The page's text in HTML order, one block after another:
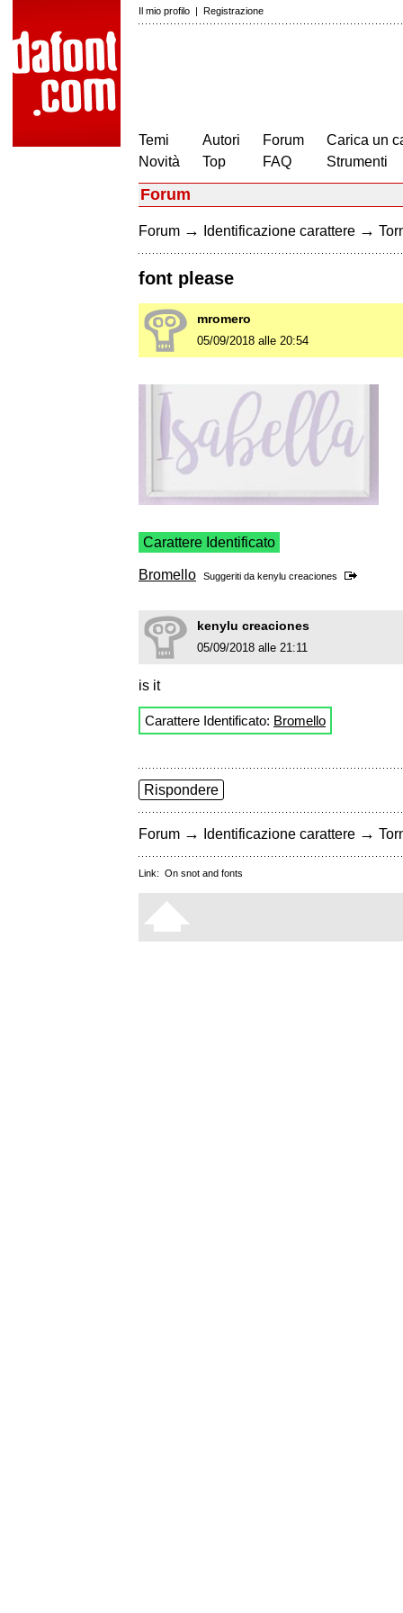
Il mio profilo | Registrazione
Temi
Novità
Autori
Top
Forum
FAQ
Carica un
Strumenti
Forum
Forum → Identificazione carattere →
font please
mromero
05/09/2018 alle 20:54
Carattere Identificato
Bromello Suggeriti da kenylu creaciones
kenylu creaciones
05/09/2018 alle 21:11
is it
Carattere Identificato: Bromello
Rispondere
Forum → Identificazione carattere →
Link: On snot and fonts